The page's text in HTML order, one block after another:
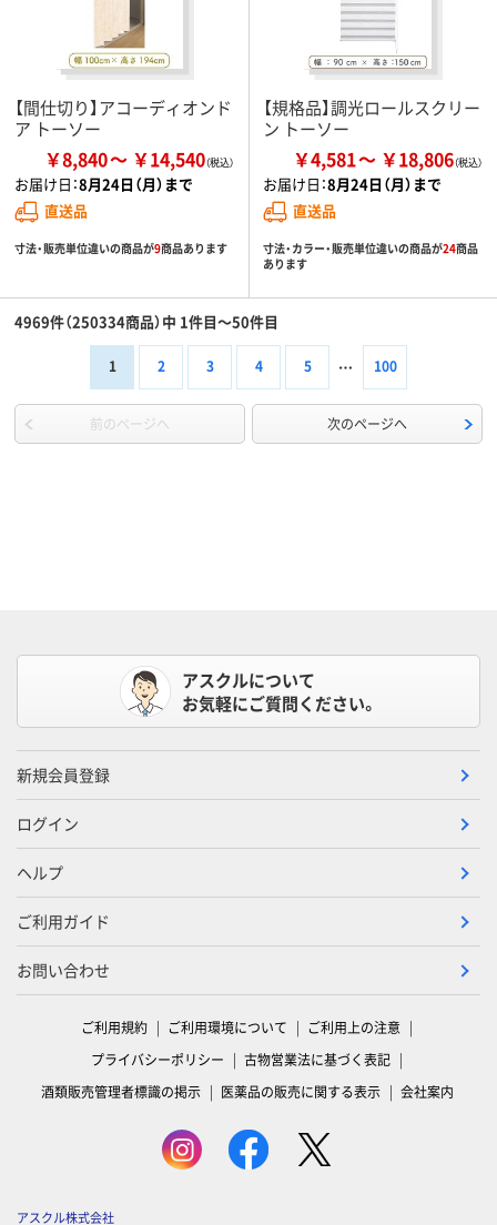
【間仕切り】アコーディオンド
ア トーソー
￥8,840 ￥14,540
お届け日：8月24日（月）まで
直送品
寸法・販売単位違いの商品が9商品あります
【規格品】調光ロールスクリー
ン トーソー
￥4,581 ￥18,806
お届け日：8月24日（月）まで
直送品
寸法・カラー・販売単位違いの商品が24商品
あります
4969件（250334商品）中 1件目～50件目
1 2 3 4 5 100
前のページへ 次のページへ
アスクルについて
お気軽にご質問ください。
新規会員登録
ログイン
ヘルプ
ご利用ガイド
お問い合わせ
ご利用規約 ご利用環境について
ご利用上の注意
プライバシーポリシー
古物営業法に基づく表記
酒類販売管理者標識の掲示
医薬品の販売に関する表示 会社案内
アスクル株式会社